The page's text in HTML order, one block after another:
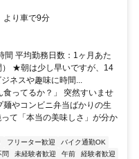
より車で9分
間 平均勤務日数：1ヶ月あた
） ★朝は少し早いですが、14
ネスや趣味に時間...
ってるか？」 突然すいませ
やコンビニ弁当ばかりの生
て「本当の美味しさ」が分か
フリーター歓迎
バイク通勤OK
問 未経験者歓迎 午前
経験者歓迎